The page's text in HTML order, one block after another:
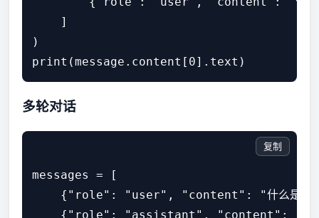
    ]
)
print(message.content[0].text)
多轮对话
messages = [
{"role": "user", "content": "什么是机
{"role": "assistant", "content": "机器
复制